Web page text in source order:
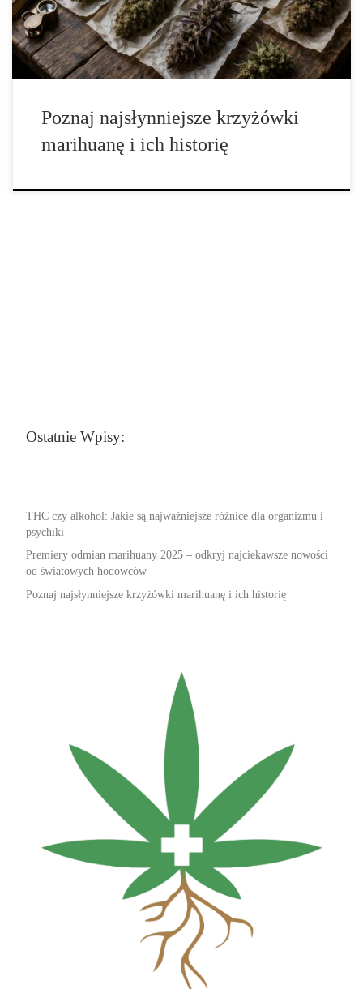
odporność na choroby oraz przewidywalny wzrost. Dzięki ich
pracy […]
Poznaj najsłynniejsze krzyżówki
marihuanę i ich historię
Ostatnie Wpisy:
THC czy alkohol: Jakie są najważniejsze różnice dla organizmu i
psychiki
Premiery odmian marihuany 2025 – odkryj najciekawsze nowości
od światowych hodowców
Poznaj najsłynniejsze krzyżówki marihuanę i ich historię